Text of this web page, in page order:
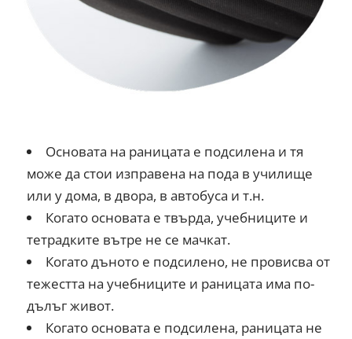
Основата на раницата е подсилена и тя
може да стои изправена на пода в училище
или у дома, в двора, в автобуса и т.н.
Когато основата е твърда, учебниците и
тетрадките вътре не се мачкат.
Когато дъното е подсилено, не провисва от
тежестта на учебниците и раницата има по-
дълъг живот.
Когато основата е подсилена, раницата не